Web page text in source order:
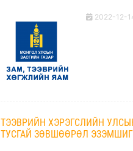
2022-12-
ТЭЭВРИЙН ХЭРЭГСЛИЙН
ТУСГАЙ ЗӨВШӨӨРӨЛ